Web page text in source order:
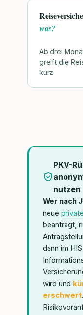
was?
Ab drei
greift die
kurz.
PKV-
nutzen
Wer nach
neue
beantragt,
dann im
wird und
erschwert